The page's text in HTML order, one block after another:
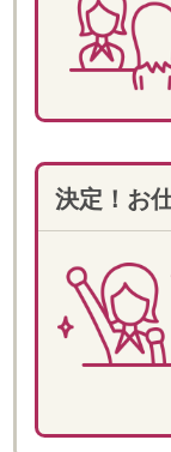
いたします。
利用規約・